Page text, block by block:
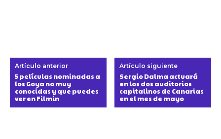
Artículo anterior
5 películas nominadas a
los Goya no muy
conocidas y que puedes
ver en Filmin
Artículo siguiente
Sergio Dalma actuará
en los dos auditorios
capitalinos de Canarias
en el mes de mayo